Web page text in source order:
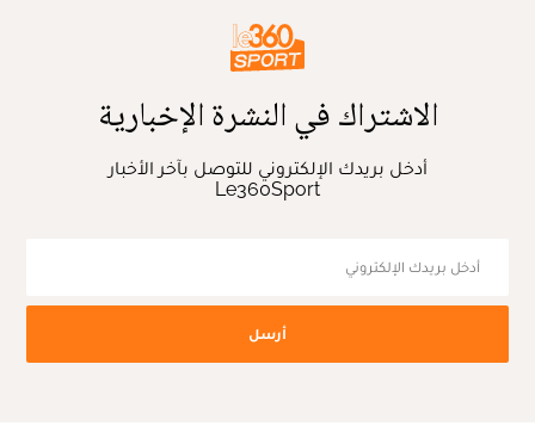
الاشتراك في النشرة الإخبارية
أدخل بريدك الإلكتروني للتوصل بآخر الأخبار
Le360Sport
أرسل